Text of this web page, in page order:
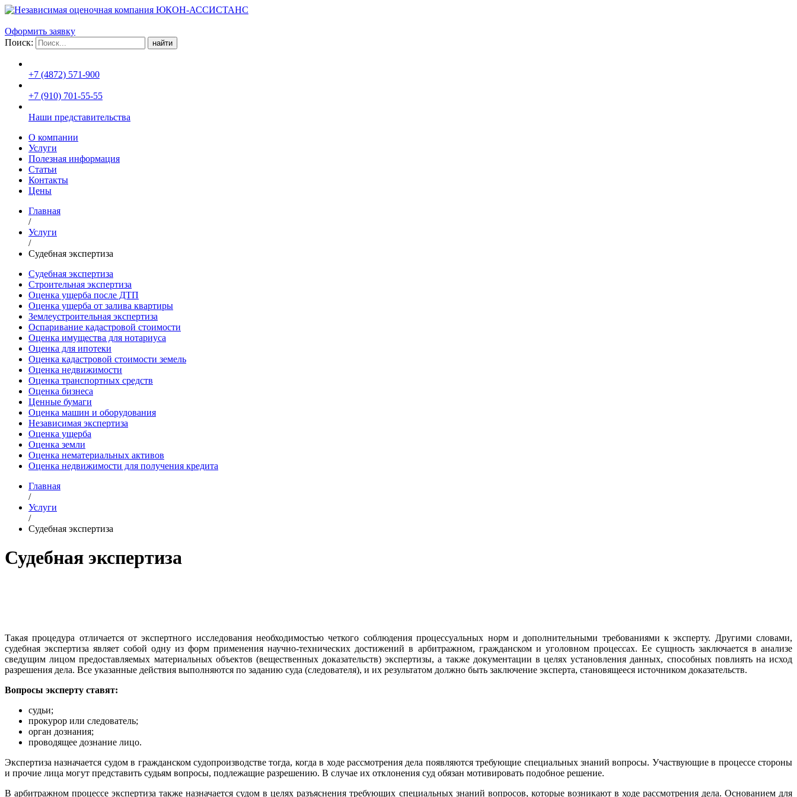
Оформить заявку
Поиск:
+7 (4872) 571-900
+7 (910) 701-55-55
Наши представительства
О компании
Услуги
Полезная информация
Статьи
Контакты
Цены
Главная
/
Услуги
/
Судебная экспертиза
Судебная экспертиза
Строительная экспертиза
Оценка ущерба после ДТП
Оценка ущерба от залива квартиры
Землеустроительная экспертиза
Оспаривание кадастровой стоимости
Оценка имущества для нотариуса
Оценка для ипотеки
Оценка кадастровой стоимости земель
Оценка недвижимости
Оценка транспортных средств
Оценка бизнеса
Ценные бумаги
Оценка машин и оборудования
Независимая экспертиза
Оценка ущерба
Оценка земли
Оценка нематериальных активов
Оценка недвижимости для получения кредита
Главная
/
Услуги
/
Судебная экспертиза
Судебная экспертиза
Такая процедура отличается от экспертного исследования необходимостью четкого соблюдения процессуальных норм и дополнительными требованиями к эксперту. Другими словами,
судебная экспертиза являет собой одну из форм применения научно-технических достижений в арбитражном, гражданском и уголовном процессах. Ее сущность заключается в анализе
сведущим лицом предоставляемых материальных объектов (вещественных доказательств) экспертизы, а также документации в целях установления данных, способных повлиять на исход
разрешения дела. Все указанные действия выполняются по заданию суда (следователя), и их результатом должно быть заключение эксперта, становящееся источником доказательств.
Вопросы эксперту ставят:
судьи;
прокурор или следователь;
орган дознания;
проводящее дознание лицо.
Экспертиза назначается судом в гражданском судопроизводстве тогда, когда в ходе рассмотрения дела появляются требующие специальных знаний вопросы. Участвующие в процессе стороны
и прочие лица могут представить судьям вопросы, подлежащие разрешению. В случае их отклонения суд обязан мотивировать подобное решение.
В арбитражном процессе экспертиза также назначается судом в целях разъяснения требующих специальных знаний вопросов, которые возникают в ходе рассмотрения дела. Основанием для